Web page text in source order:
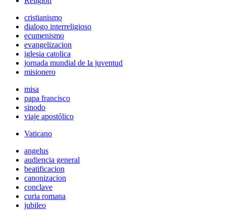
cristianismo
dialogo interreligioso
ecumenismo
evangelizacion
iglesia catolica
jornada mundial de la juventud
misionero
misa
papa francisco
sinodo
viaje apostólico
Vaticano
angelus
audiencia general
beatificacion
canonizacion
conclave
curia romana
jubileo